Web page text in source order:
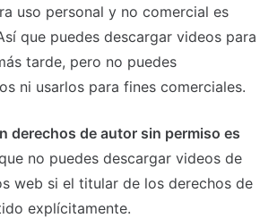
uso personal y no comercial es
que puedes descargar videos para
tarde, pero no puedes
ni usarlos para fines comerciales.
derechos de autor sin permiso es
no puedes descargar videos de
web si el titular de los derechos de
explícitamente.